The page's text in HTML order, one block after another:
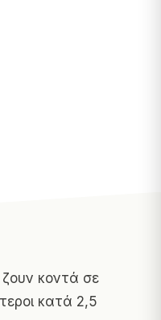
ζουν κοντά σε
κατά 2,5